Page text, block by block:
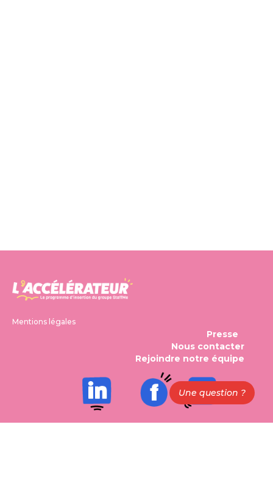
Mentions légales
Presse
Nous contacter
Rejoindre notre équipe
Une question ?